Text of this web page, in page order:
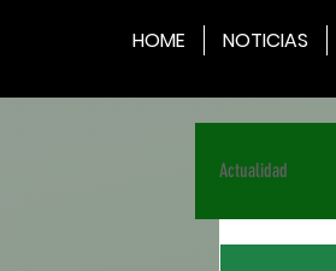
HOME NOTICIAS
Actualidad